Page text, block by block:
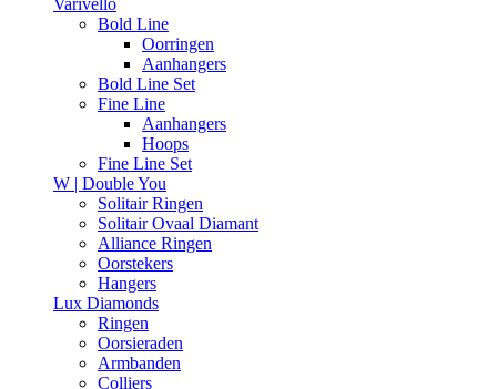
Varivello
Bold Line
Oorringen
Aanhangers
Bold Line Set
Fine Line
Aanhangers
Hoops
Fine Line Set
W | Double You
Solitair Ringen
Solitair Ovaal Diamant
Alliance Ringen
Oorstekers
Hangers
Lux Diamonds
Ringen
Oorsieraden
Armbanden
Colliers